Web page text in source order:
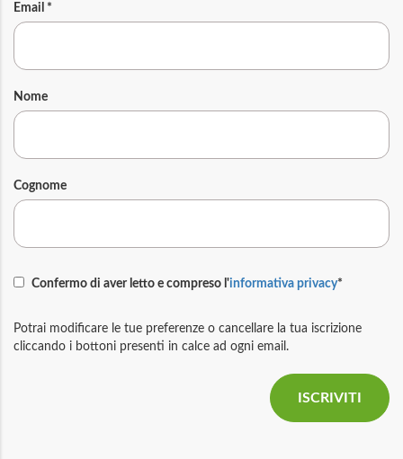
Email *
Nome
Cognome
Confermo di aver letto e compreso l'informativa privacy*
Potrai modificare le tue preferenze o cancellare la tua iscrizione
cliccando i bottoni presenti in calce ad ogni email.